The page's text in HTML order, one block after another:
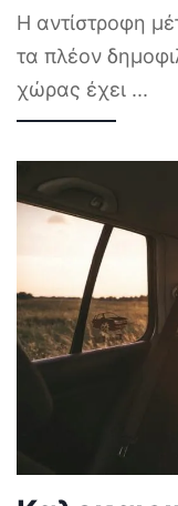
Η αντίστροφη
τα πλέον
χώρας έχει ...